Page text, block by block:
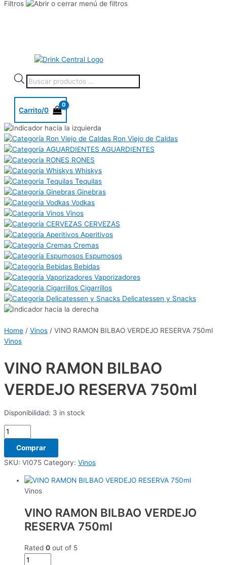
Filtros
Carrito/0
Ron Viejo de Caldas
AGUARDIENTES
RONES
Whiskys
Tequilas
Ginebras
Vodkas
Vinos
CERVEZAS
Aperitivos
Cremas
Espumosos
Bebidas
Vaporizadores
Cigarrillos
Delicatessen y Snacks
Home / Vinos / VINO RAMON BILBAO VERDEJO RESERVA 750ml
Vinos
VINO RAMON BILBAO
VERDEJO RESERVA 750ml
Disponibilidad: 3 in stock
Comprar
SKU: VI075 Category: Vinos
Vinos
VINO RAMON BILBAO VERDEJO
RESERVA 750ml
Rated 0 out of 5